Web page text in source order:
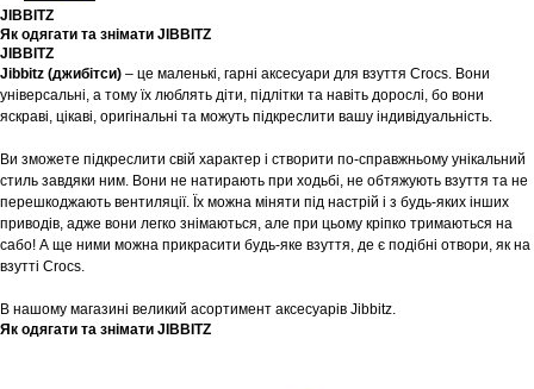
JIBBITZ
Як одягати та знімати JIBBITZ
JIBBITZ
Jibbitz (джибітси) – це маленькі, гарні аксесуари для взуття Crocs. Вони
універсальні, а тому їх люблять діти, підлітки та навіть дорослі, бо вони
яскраві, цікаві, оригінальні та можуть підкреслити вашу індивідуальність.
Ви зможете підкреслити свій характер і створити по-справжньому унікальний
стиль завдяки ним. Вони не натирають при ходьбі, не обтяжують взуття та не
перешкоджають вентиляції. Їх можна міняти під настрій і з будь-яких інших
приводів, адже вони легко знімаються, але при цьому кріпко тримаються на
сабо! А ще ними можна прикрасити будь-яке взуття, де є подібні отвори, як на
взутті Crocs.
В нашому магазині великий асортимент аксесуарів Jibbitz.
Як одягати та знімати JIBBITZ